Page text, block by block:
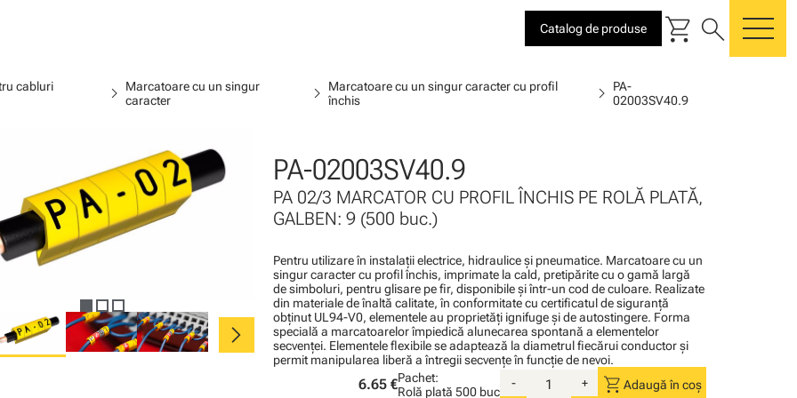
Catalog de produse shopping_cart search
cabluri chevron_right
Marcatoare cu un singur
caracter
chevron_right
Marcatoare cu un singur caracter cu profil
închis
chevron_right
PA-
02003SV40.9
chevron_right
PA-02003SV40.9
PA 02/3 MARCATOR CU PROFIL ÎNCHIS PE ROLĂ PLATĂ,
GALBEN: 9 (500 buc.)
Pentru utilizare în instalaţii electrice, hidraulice şi pneumatice. Marcatoare cu un
singur caracter cu profil închis, imprimate la cald, pretipărite cu o gamă largă
de simboluri, pentru glisare pe fir, disponibile şi într-un cod de culoare. Realizate
din materiale de înaltă calitate, în conformitate cu certificatul de siguranţă
obţinut UL94-V0, elementele au proprietăţi ignifuge şi de autostingere. Forma
specială a marcatoarelor împiedică alunecarea spontană a elementelor
secvenţei. Elementele flexibile se adaptează la diametrul fiecărui conductor şi
permit manipularea liberă a întregii secvenţe în funcţie de nevoi.
6.65 €Pachet:
Rolă plată 500 buc
- + shopping_cart Adaugă în coș